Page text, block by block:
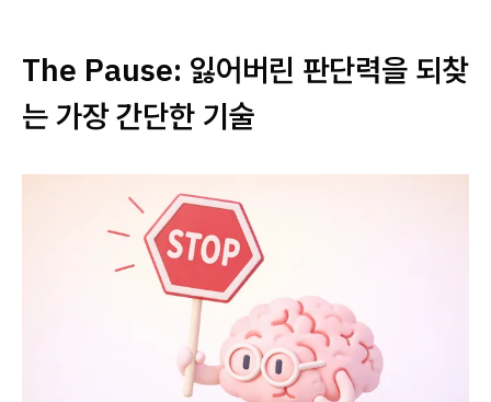
The Pause: 잃어버린 판단력을 되찾
는 가장 간단한 기술